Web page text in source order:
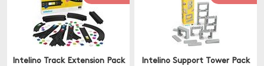
Intelino Track Extension Pack Intelino Support Tower Pack